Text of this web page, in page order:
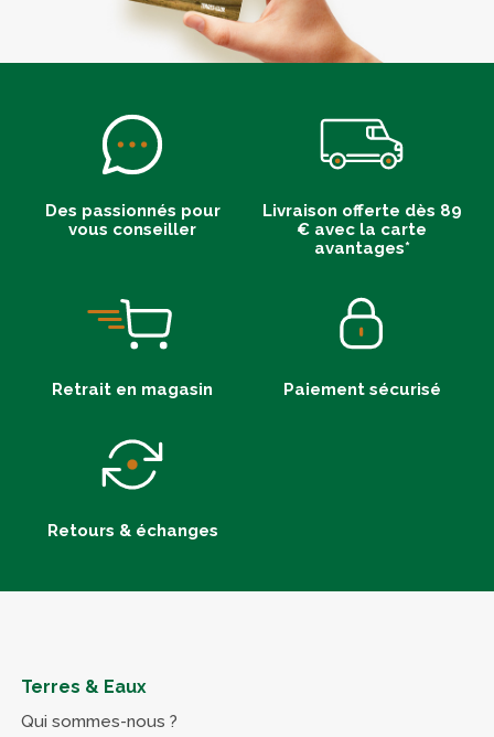
Des passionnés pour
vous conseiller
Livraison offerte dès 89
€ avec la carte
avantages*
Retrait en magasin Paiement sécurisé
Retours & échanges
Terres & Eaux
Qui sommes-nous ?